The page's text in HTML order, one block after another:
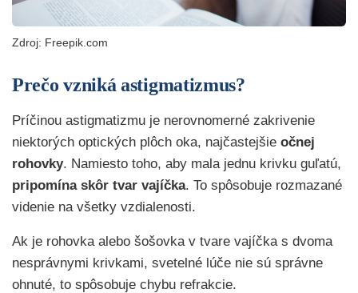
Zdroj: Freepik.com
Prečo vzniká astigmatizmus?
Príčinou astigmatizmu je nerovnomerné zakrivenie
niektorých optických plôch oka, najčastejšie očnej
rohovky. Namiesto toho, aby mala jednu krivku guľatú,
pripomína skôr tvar vajíčka. To spôsobuje rozmazané
videnie na všetky vzdialenosti.
Ak je rohovka alebo šošovka v tvare vajíčka s dvoma
nesprávnymi krivkami, svetelné lúče nie sú správne
ohnuté, to spôsobuje chybu refrakcie.